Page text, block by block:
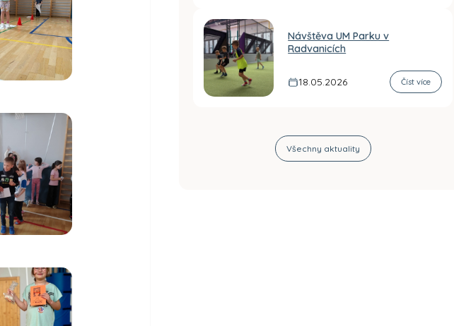
Návštěva UM Parku v
Radvanicích
18.05.2026 Číst více
Všechny aktuality